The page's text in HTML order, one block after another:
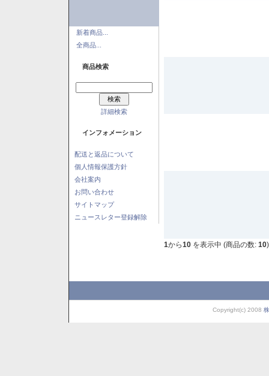
新着商品...
全商品...
商品検索
詳細検索
インフォメーション
配送と返品について
個人情報保護方針
会社案内
お問い合わせ
サイトマップ
ニュースレター登録解除
1から10 を表示中 (商品の数: 10)
Copyright(c) 2008